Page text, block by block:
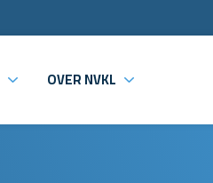
OVER NVKL